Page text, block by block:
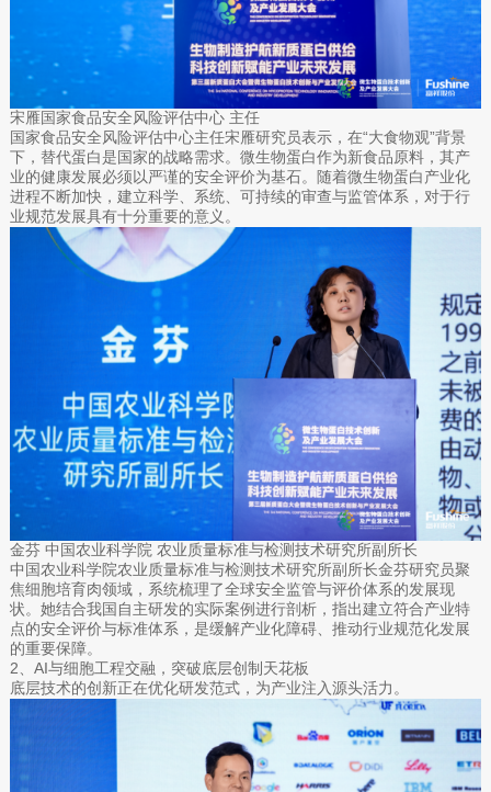
宋雁国家食品安全风险评估中心 主任
国家食品安全风险评估中心主任宋雁研究员表示，在“大食物观”背景
下，替代蛋白是国家的战略需求。微生物蛋白作为新食品原料，其产
业的健康发展必须以严谨的安全评价为基石。随着微生物蛋白产业化
进程不断加快，建立科学、系统、可持续的审查与监管体系，对于行
业规范发展具有十分重要的意义。
金芬 中国农业科学院 农业质量标准与检测技术研究所副所长
中国农业科学院农业质量标准与检测技术研究所副所长金芬研究员聚
焦细胞培育肉领域，系统梳理了全球安全监管与评价体系的发展现
状。她结合我国自主研发的实际案例进行剖析，指出建立符合产业特
点的安全评价与标准体系，是缓解产业化障碍、推动行业规范化发展
的重要保障。
2、AI与细胞工程交融，突破底层创制天花板
底层技术的创新正在优化研发范式，为产业注入源头活力。